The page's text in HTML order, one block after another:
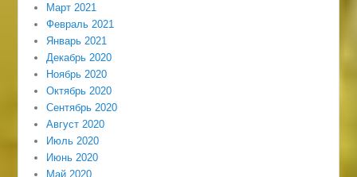
Март 2021
Февраль 2021
Январь 2021
Декабрь 2020
Ноябрь 2020
Октябрь 2020
Сентябрь 2020
Август 2020
Июль 2020
Июнь 2020
Май 2020